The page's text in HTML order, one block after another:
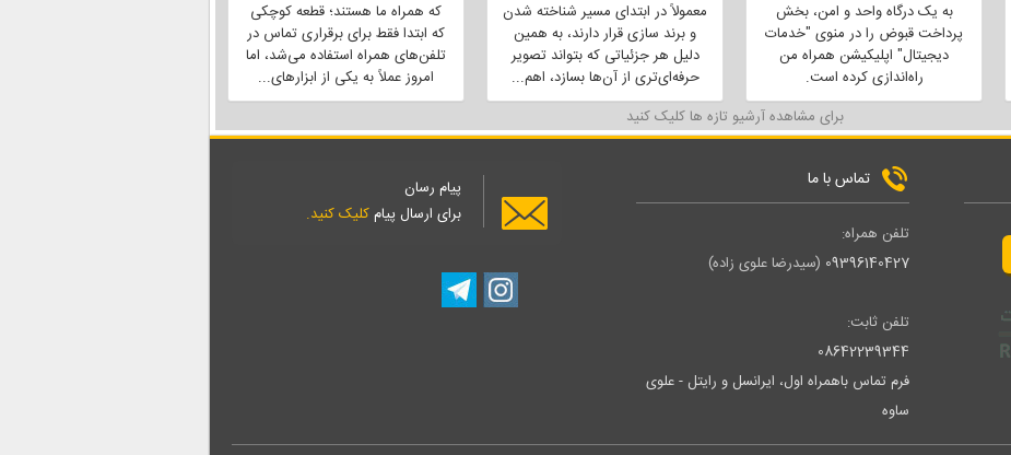
به یک درگاه واحد و امن، بخش
پرداخت قبوض را در منوی "خدمات
دیجیتال" اپلیکیشن همراه من
راه‌اندازی کرده است.
معمولاً در ابتدای مسیر شناخته شدن
و برند سازی قرار دارند، به همین
دلیل هر جزئیاتی که بتواند تصویر
حرفه‌ای‌تری از آن‌ها بسازد، اهم...
که همراه ما هستند؛ قطعه کوچکی
که ابتدا فقط برای برقراری تماس در
تلفن‌های همراه استفاده می‌شد، اما
امروز عملاً به یکی از ابزارهای...
برای مشاهده آرشیو تازه ها کلیک کنید
تماس با ما
تلفن همراه:
09396140427 (سیدرضا علوی زاده)
تلفن ثابت:
08642239344
فرم تماس باهمراه اول، ایرانسل و رایتل - علوی
ساوه
پیام رسان
برای ارسال پیامکلیک کنید.